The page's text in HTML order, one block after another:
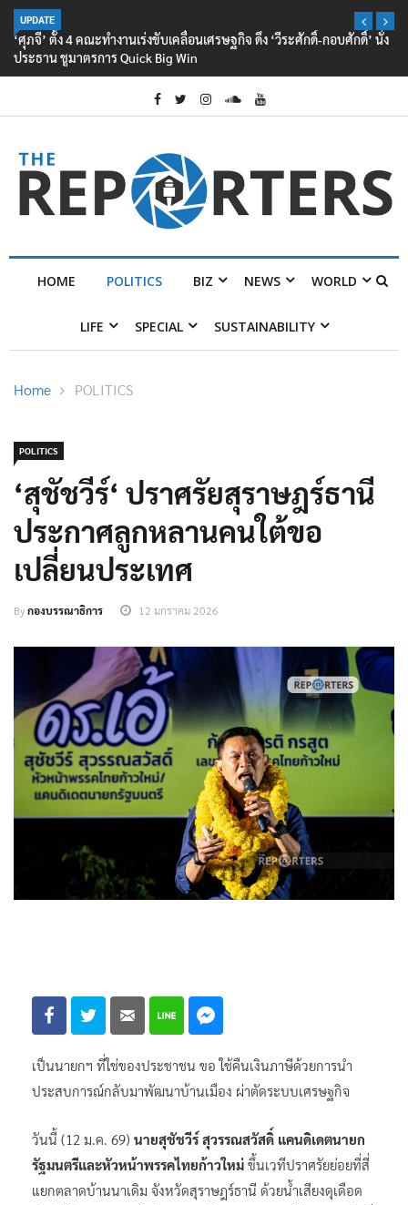
UPDATE
‘ศุภจี’ ตั้ง 4 คณะทำงานเร่งขับเคลื่อนเศรษฐกิจ ดึง ‘วีระศักดิ์-กอบศักดิ์’ นั่ง
ประธาน ชูมาตรการ Quick Big Win
HOME POLITICS BIZ NEWS WORLD
LIFE SPECIAL SUSTAINABILITY
Home POLITICS
POLITICS
‘สุชัชวีร์‘ ปราศรัยสุราษฎร์ธานี
ประกาศลูกหลานคนใต้ขอ
เปลี่ยนประเทศ
Byกองบรรณาธิการ 12 มกราคม 2026
เป็นนายกฯ ที่ใช่ของประชาชน ขอ ใช้คืนเงินภาษีด้วยการนำ
ประสบการณ์กลับมาพัฒนาบ้านเมือง ผ่าตัดระบบเศรษฐกิจ
วันนี้ (12 ม.ค. 69) นายสุชัชวีร์ สุวรรณสวัสดิ์ แคนดิเดตนายก
รัฐมนตรีและหัวหน้าพรรคไทยก้าวใหม่ ขึ้นเวทีปราศรัยย่อยที่สี่
แยกตลาดบ้านนาเดิม จังหวัดสุราษฎร์ธานี ด้วยน้ำเสียงดุเดือด